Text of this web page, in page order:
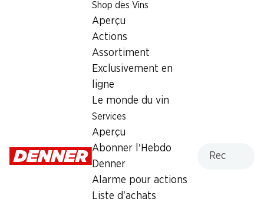
Shop des Vins
Aperçu
Actions
Assortiment
Exclusivement en
ligne
Le monde du vin
Services
Aperçu
Abonner l'Hebdo
Denner
Alarme pour actions
Liste d'achats
Heures d'ouverture
Mercredi